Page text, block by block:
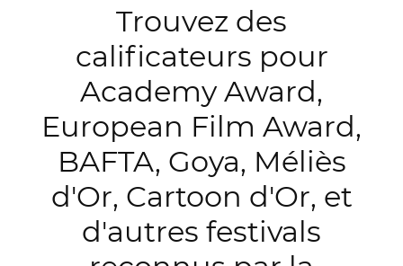
Trouvez des
calificateurs pour
Academy Award,
European Film Award,
BAFTA, Goya, Méliès
d'Or, Cartoon d'Or, et
d'autres festivals